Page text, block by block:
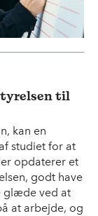
til
kan en
studiet for at
opdaterer et
godt have
glæde ved at
at arbejde, og